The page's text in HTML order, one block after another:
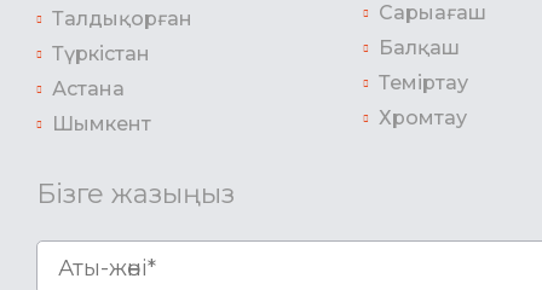
Талдықорған
Түркістан
Астана
Шымкент
Сарыағаш
Балқаш
Теміртау
Хромтау
Бізге жазыңыз